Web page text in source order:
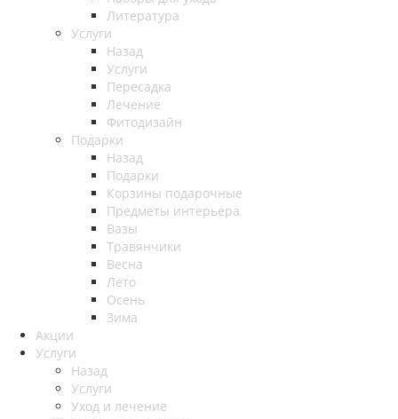
Литература
Услуги
Назад
Услуги
Пересадка
Лечение
Фитодизайн
Подарки
Назад
Подарки
Корзины подарочные
Предметы интерьера
Вазы
Травянчики
Весна
Лето
Осень
Зима
Акции
Услуги
Назад
Услуги
Уход и лечение